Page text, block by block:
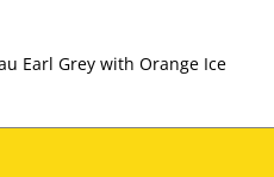
Earl Grey with Orange Ice